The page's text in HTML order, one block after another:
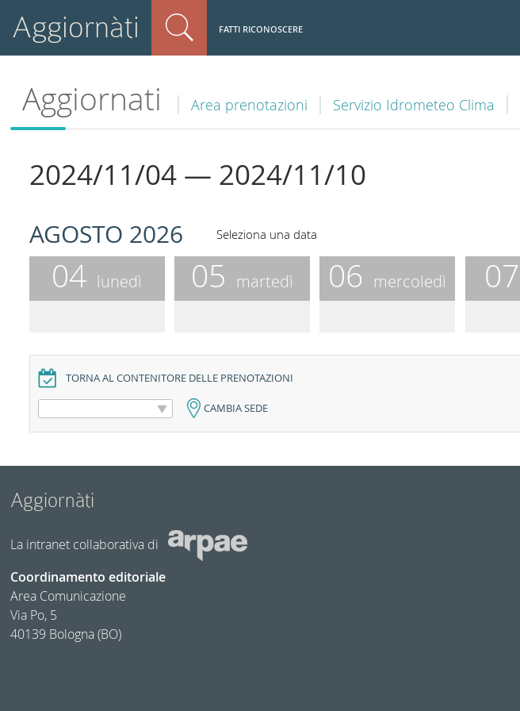
Aggiornàti FATTI RICONOSCERE
Aggiornati Area prenotazioni Servizio Idrometeo Clima
2024/11/04 — 2024/11/10
AGOSTO 2026 Seleziona una data
04 lunedì 05 martedì 06 mercoledì 07
TORNA AL CONTENITORE DELLE PRENOTAZIONI
CAMBIA SEDE
Aggiornàti
La intranet collaborativa di
Coordinamento editoriale
Area Comunicazione
Via Po, 5
40139 Bologna (BO)